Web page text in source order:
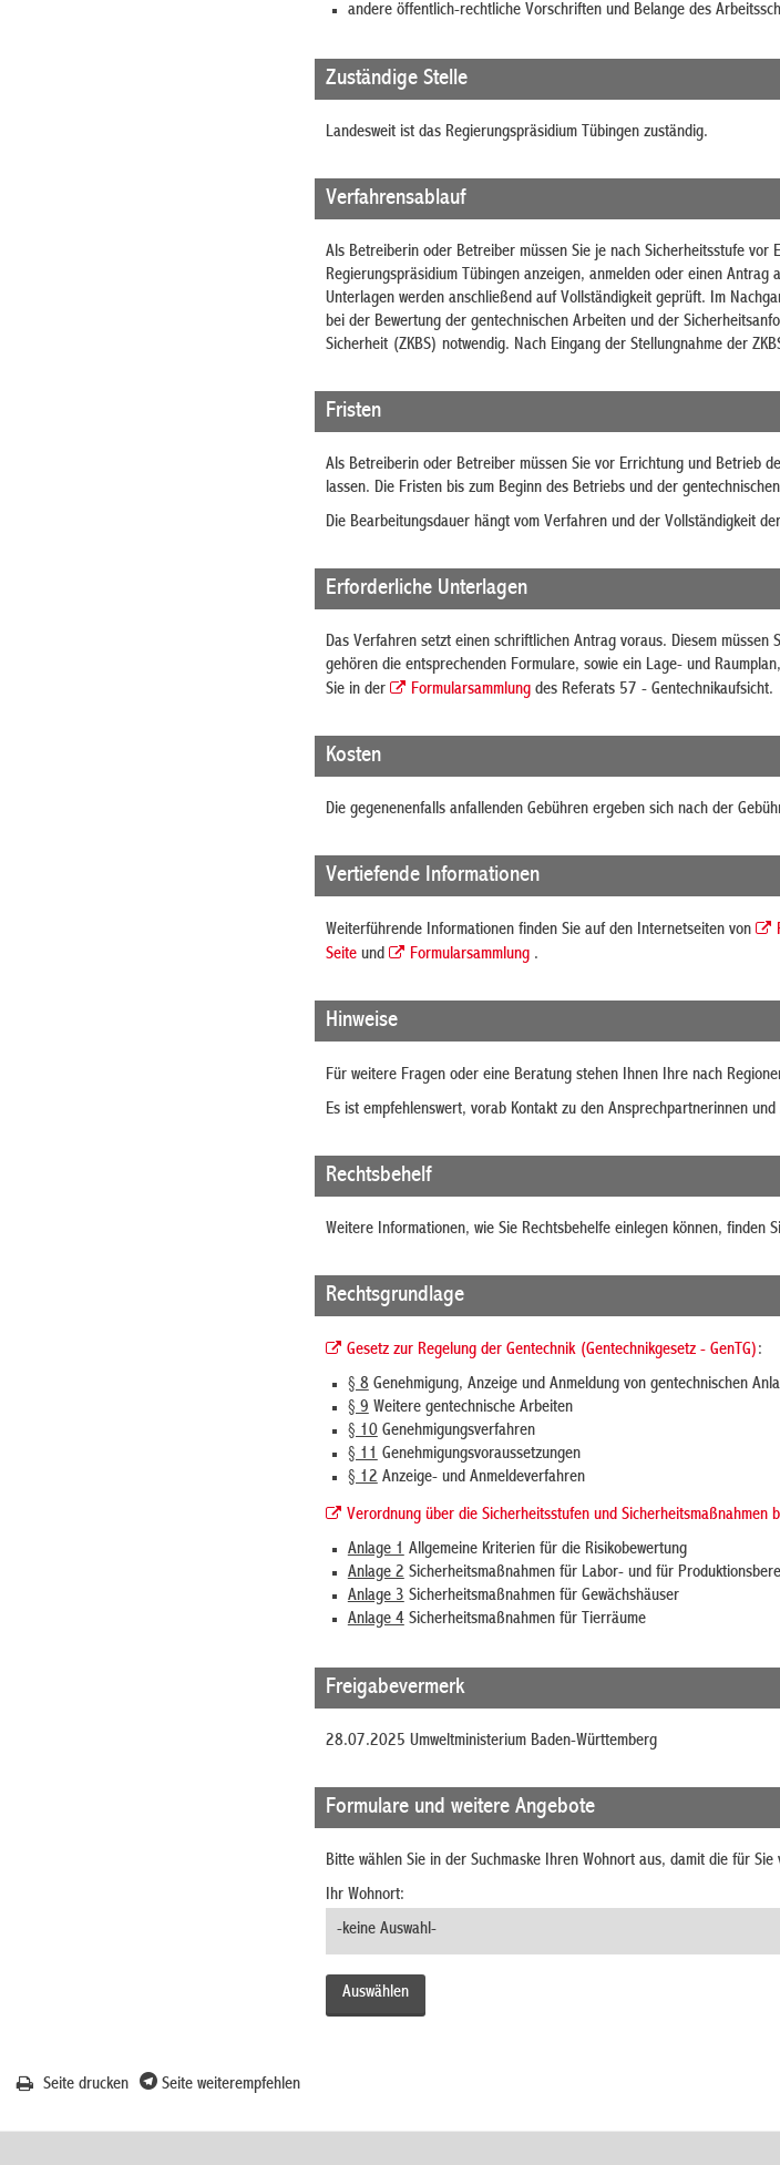
andere öffentlich-rechtliche Vorschriften und Belange des
Zuständige Stelle
Landesweit ist das Regierungspräsidium Tübingen zuständig.
Verfahrensablauf
Als Betreiberin oder Betreiber müssen Sie je nach Sicherheitsstufe
Regierungspräsidium Tübingen anzeigen, anmelden oder einen
Unterlagen werden anschließend auf Vollständigkeit geprüft. Im
bei der Bewertung der gentechnischen Arbeiten und der
Sicherheit (ZKBS) notwendig. Nach Eingang der Stellungnahme der
Fristen
Als Betreiberin oder Betreiber müssen Sie vor Errichtung und Betrieb
lassen. Die Fristen bis zum Beginn des Betriebs und der
Die Bearbeitungsdauer hängt vom Verfahren und der Vollständigkeit
Erforderliche Unterlagen
Das Verfahren setzt einen schriftlichen Antrag voraus. Diesem
gehören die entsprechenden Formulare, sowie ein Lage- und
Sie in der
Formularsammlungdes Referats 57 - Gentechnikaufsicht.
Kosten
Die gegenenenfalls anfallenden Gebühren ergeben sich nach der
Vertiefende Informationen
Weiterführende Informationen finden Sie auf den Internetseiten von
Seiteund Formularsammlung.
Hinweise
Für weitere Fragen oder eine Beratung stehen Ihnen Ihre nach
Es ist empfehlenswert, vorab Kontakt zu den Ansprechpartnerinnen
Rechtsbehelf
Weitere Informationen, wie Sie Rechtsbehelfe einlegen können, finden
Rechtsgrundlage
Gesetz zur Regelung der Gentechnik (Gentechnikgesetz - GenTG):
§ 8 Genehmigung, Anzeige und Anmeldung von gentechnischen
§ 9 Weitere gentechnische Arbeiten
§ 10Genehmigungsverfahren
§ 11 Genehmigungsvoraussetzungen
§ 12 Anzeige- und Anmeldeverfahren
Verordnung über die Sicherheitsstufen und Sicherheitsmaßnahmen
Anlage 1 Allgemeine Kriterien für die Risikobewertung
Anlage 2 Sicherheitsmaßnahmen für Labor- und für
Anlage 3 Sicherheitsmaßnahmen für Gewächshäuser
Anlage 4Sicherheitsmaßnahmen für Tierräume
Freigabevermerk
28.07.2025 Umweltministerium Baden-Württemberg
Formulare und weitere Angebote
Bitte wählen Sie in der Suchmaske Ihren Wohnort aus, damit die für
Ihr Wohnort:
Seite drucken Seite weiterempfehlen